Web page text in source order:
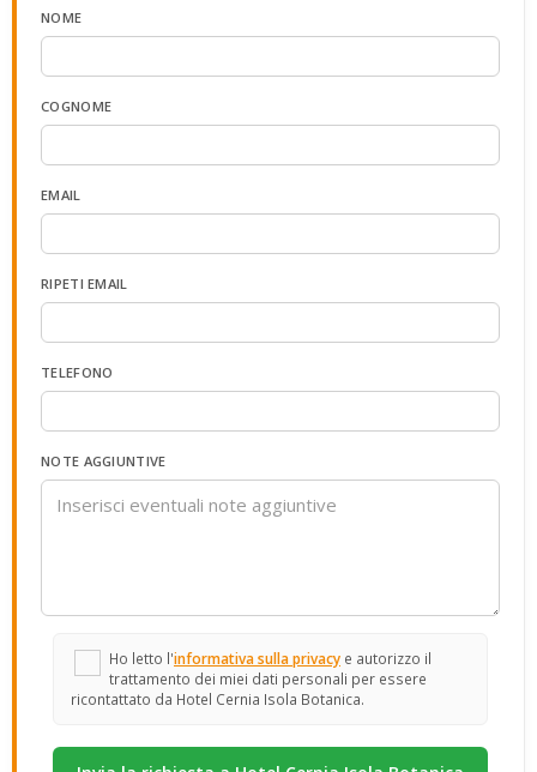
NOME
COGNOME
EMAIL
RIPETI EMAIL
TELEFONO
NOTE AGGIUNTIVE
Ho letto l'informativa sulla privacy e autorizzo il
trattamento dei miei dati personali per essere
ricontattato da Hotel Cernia Isola Botanica.